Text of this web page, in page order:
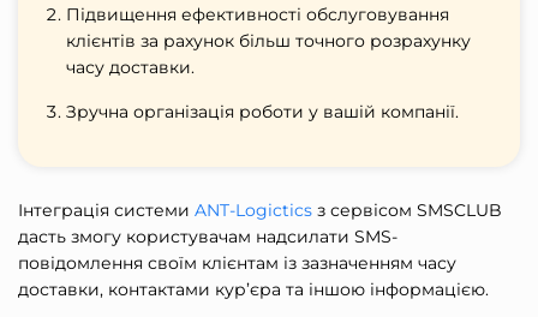
Підвищення ефективності обслуговування
клієнтів за рахунок більш точного розрахунку
часу доставки.
Зручна організація роботи у вашій компанії.
Інтеграція системи ANT-Logictics з сервісом SMSCLUB
дасть змогу користувачам надсилати SMS-
повідомлення своїм клієнтам із зазначенням часу
доставки, контактами кур’єра та іншою інформацією.